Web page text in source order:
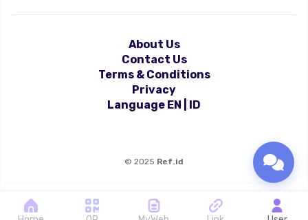
About Us
Contact Us
Terms & Conditions
Privacy
Language EN ID
© 2025 Ref.id